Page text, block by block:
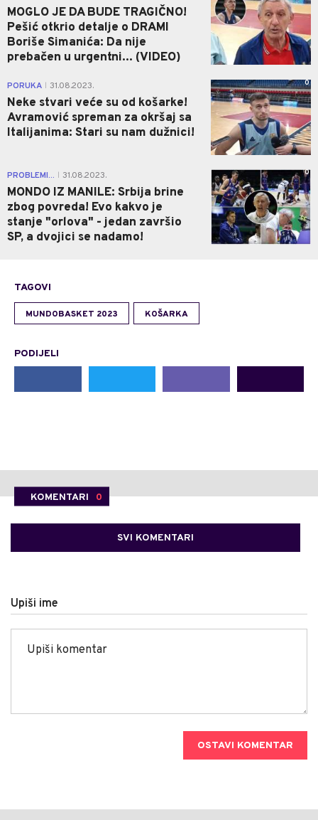
MOGLO JE DA BUDE TRAGIČNO!
Pešić otkrio detalje o DRAMI
Boriše Simanića: Da nije
prebačen u urgentni... (VIDEO)
PORUKA 31.08.2023.
Neke stvari veće su od košarke!
Avramović spreman za okršaj sa
Italijanima: Stari su nam dužnici!
0
PROBLEMI... 31.08.2023.
MONDO IZ MANILE: Srbija brine
zbog povreda! Evo kakvo je
stanje "orlova" - jedan završio
SP, a dvojici se nadamo!
0
TAGOVI
MUNDOBASKET 2023 KOŠARKA
PODIJELI
KOMENTARI 0
SVI KOMENTARI
Upiši ime
OSTAVI KOMENTAR